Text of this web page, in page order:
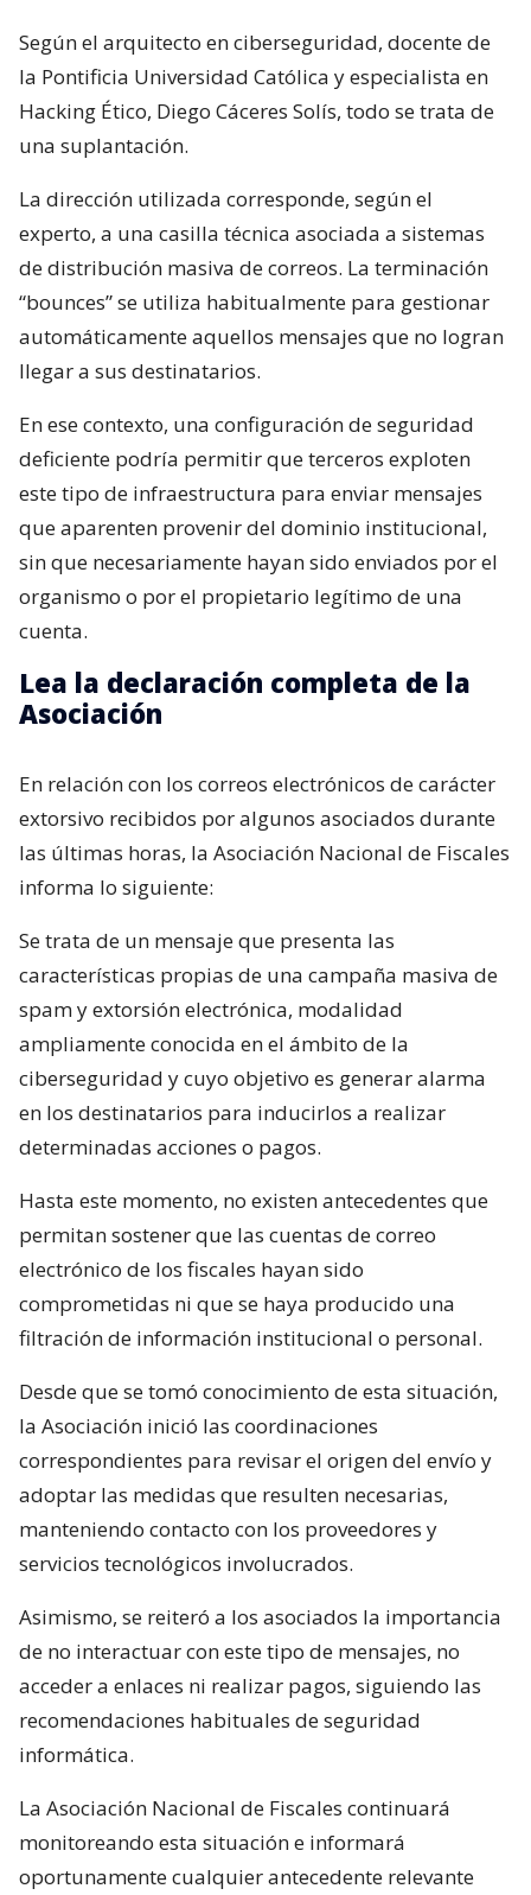
Según el arquitecto en ciberseguridad, docente de
la Pontificia Universidad Católica y especialista en
Hacking Ético, Diego Cáceres Solís, todo se trata de
una suplantación.
La dirección utilizada corresponde, según el
experto, a una casilla técnica asociada a sistemas
de distribución masiva de correos. La terminación
“bounces” se utiliza habitualmente para gestionar
automáticamente aquellos mensajes que no logran
llegar a sus destinatarios.
En ese contexto, una configuración de seguridad
deficiente podría permitir que terceros exploten
este tipo de infraestructura para enviar mensajes
que aparenten provenir del dominio institucional,
sin que necesariamente hayan sido enviados por el
organismo o por el propietario legítimo de una
cuenta.
Lea la declaración completa de la
Asociación
En relación con los correos electrónicos de carácter
extorsivo recibidos por algunos asociados durante
las últimas horas, la Asociación Nacional de Fiscales
informa lo siguiente:
Se trata de un mensaje que presenta las
características propias de una campaña masiva de
spam y extorsión electrónica, modalidad
ampliamente conocida en el ámbito de la
ciberseguridad y cuyo objetivo es generar alarma
en los destinatarios para inducirlos a realizar
determinadas acciones o pagos.
Hasta este momento, no existen antecedentes que
permitan sostener que las cuentas de correo
electrónico de los fiscales hayan sido
comprometidas ni que se haya producido una
filtración de información institucional o personal.
Desde que se tomó conocimiento de esta situación,
la Asociación inició las coordinaciones
correspondientes para revisar el origen del envío y
adoptar las medidas que resulten necesarias,
manteniendo contacto con los proveedores y
servicios tecnológicos involucrados.
Asimismo, se reiteró a los asociados la importancia
de no interactuar con este tipo de mensajes, no
acceder a enlaces ni realizar pagos, siguiendo las
recomendaciones habituales de seguridad
informática.
La Asociación Nacional de Fiscales continuará
monitoreando esta situación e informará
oportunamente cualquier antecedente relevante